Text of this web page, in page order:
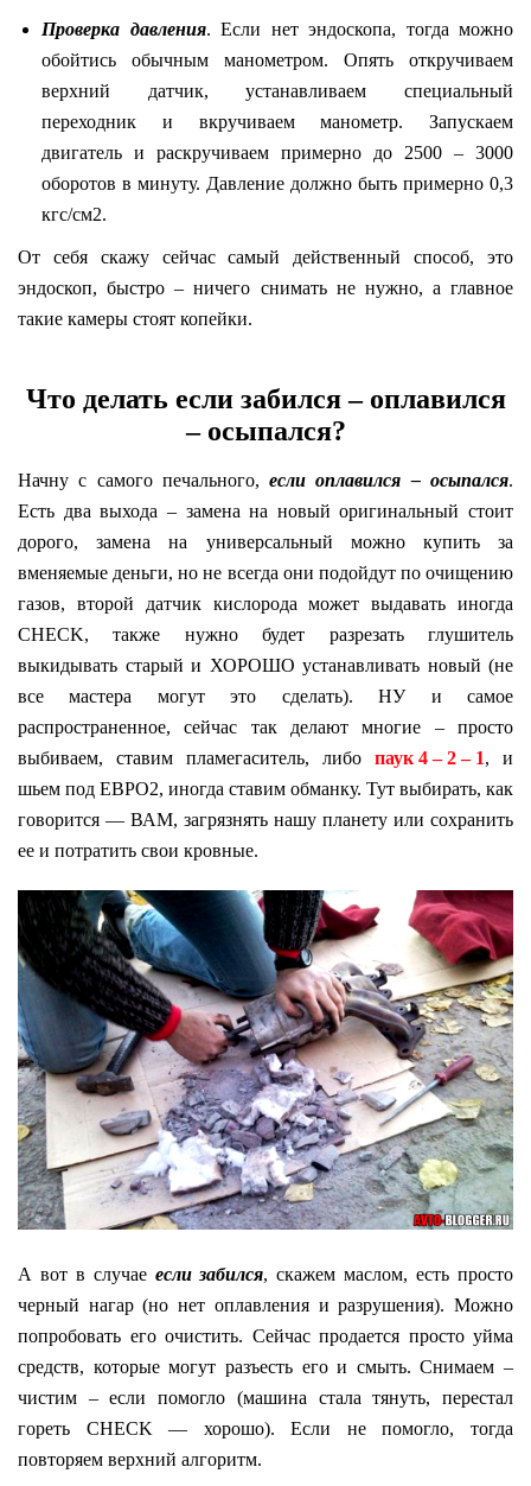
Проверка давления. Если нет эндоскопа, тогда можно
обойтись обычным манометром. Опять откручиваем
верхний датчик, устанавливаем специальный
переходник и вкручиваем манометр. Запускаем
двигатель и раскручиваем примерно до 2500 – 3000
оборотов в минуту. Давление должно быть примерно 0,3
кгс/см2.
От себя скажу сейчас самый действенный способ, это
эндоскоп, быстро – ничего снимать не нужно, а главное
такие камеры стоят копейки.
Что делать если забился – оплавился
– осыпался?
Начну с самого печального,если оплавился – осыпался.
Есть два выхода – замена на новый оригинальный стоит
дорого, замена на универсальный можно купить за
вменяемые деньги, но не всегда они подойдут по очищению
газов, второй датчик кислорода может выдавать иногда
CHECK, также нужно будет разрезать глушитель
выкидывать старый и ХОРОШО устанавливать новый (не
все мастера могут это сделать). НУ и самое
распространенное, сейчас так делают многие – просто
выбиваем, ставим пламегаситель, либо паук 4 – 2 – 1, и
шьем под ЕВРО2, иногда ставим обманку. Тут выбирать, как
говорится — ВАМ, загрязнять нашу планету или сохранить
ее и потратить свои кровные.
А вот в случае если забился, скажем маслом, есть просто
черный нагар (но нет оплавления и разрушения). Можно
попробовать его очистить. Сейчас продается просто уйма
средств, которые могут разъесть его и смыть. Снимаем –
чистим – если помогло (машина стала тянуть, перестал
гореть CHECK — хорошо). Если не помогло, тогда
повторяем верхний алгоритм.